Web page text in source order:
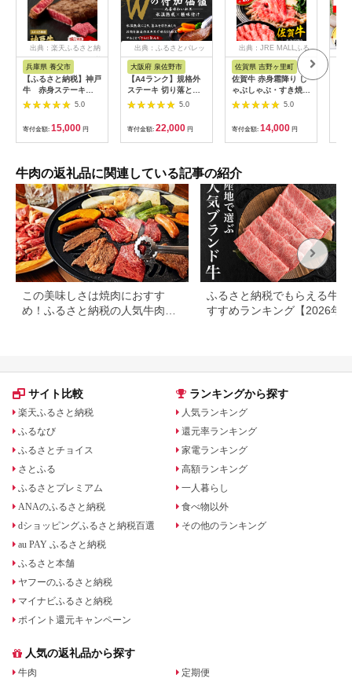
出典：楽天ふるさと納
税
兵庫県 養父市
【ふるさと納税】神戸
牛 赤身ステーキ
(200g/300g/400g/55
0g/1200g)_ 神戸牛 神
戸ビーフ 黒毛和牛 ス
テーキ 赤身肉 牛肉 和
牛 ブランド牛 高級肉
プレゼント 焼肉 グル
メ 送料無料 【配送不
可地域：離島】
【G1440980】
5.0
寄付金額: 15,000 円
出典：ふるさとパレッ
ト
大阪府 泉佐野市
【A4ランク】規格外
ステーキ 切り落とし
800g【スピード発送
黒毛和牛 リブロース
サーロイン 訳あり サ
イズ不揃い すてーき
氷温熟成×極味付け】
5.0
寄付金額: 22,000 円
出典：JRE MALLふる
さと納税
佐賀県 吉野ヶ里町
佐賀牛 赤身霜降り し
ゃぶしゃぶ・すき焼き
用 600g 吉野ヶ里町
5.0
寄付金額: 14,000 円
牛肉の返礼品に関連している記事の紹介
この美味しさは焼肉におすす
め！ふるさと納税の人気牛肉還
ふるさと納税でもらえる牛肉
すすめランキング【2026年
サイト比較
楽天ふるさと納税
ふるなび
ふるさとチョイス
さとふる
ふるさとプレミアム
ANAのふるさと納税
dショッピングふるさと納税百選
au PAY ふるさと納税
ふるさと本舗
ヤフーのふるさと納税
マイナビふるさと納税
ポイント還元キャンペーン
ランキングから探す
人気ランキング
還元率ランキング
家電ランキング
高額ランキング
一人暮らし
食べ物以外
その他のランキング
人気の返礼品から探す
牛肉
定期便